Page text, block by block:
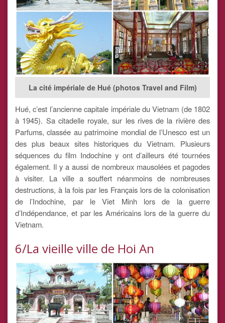
La cité impériale de Hué (photos Travel and Film)
Hué, c’est l’ancienne capitale impériale du Vietnam (de 1802
à 1945). Sa citadelle royale, sur les rives de la rivière des
Parfums, classée au patrimoine mondial de l’Unesco est un
des plus beaux sites historiques du Vietnam. Plusieurs
séquences du film Indochine y ont d’ailleurs été tournées
également. Il y a aussi de nombreux mausolées et pagodes
à visiter. La ville a souffert néanmoins de nombreuses
destructions, à la fois par les Français lors de la colonisation
de l’Indochine, par le Viet Minh lors de la guerre
d’Indépendance, et par les Américains lors de la guerre du
Vietnam.
6/La vieille ville de Hoi An